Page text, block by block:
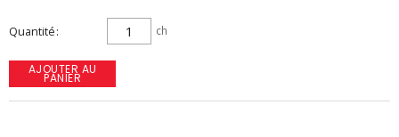
Quantité ch
AJOUTER AU
PANIER